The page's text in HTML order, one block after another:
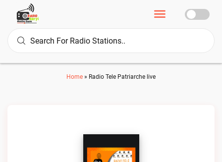
Home » Radio Tele Patriarche live